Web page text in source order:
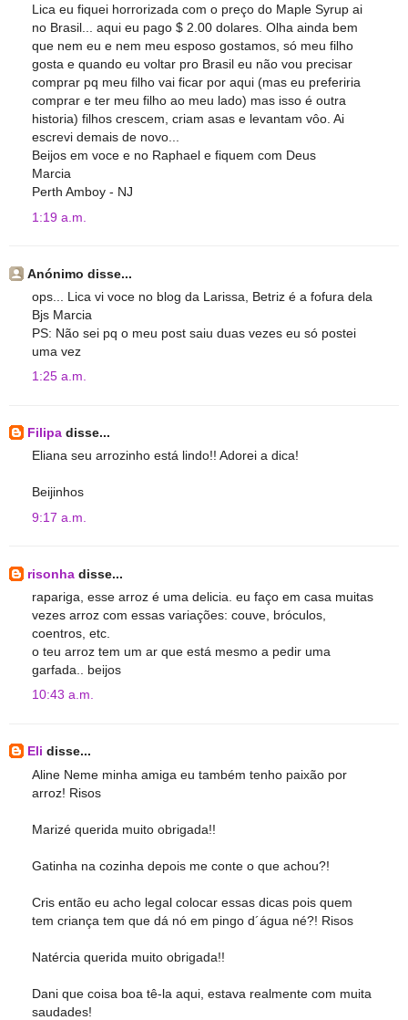
Lica eu fiquei horrorizada com o preço do Maple Syrup ai
no Brasil... aqui eu pago $ 2.00 dolares. Olha ainda bem
que nem eu e nem meu esposo gostamos, só meu filho
gosta e quando eu voltar pro Brasil eu não vou precisar
comprar pq meu filho vai ficar por aqui (mas eu preferiria
comprar e ter meu filho ao meu lado) mas isso é outra
historia) filhos crescem, criam asas e levantam vôo. Ai
escrevi demais de novo...
Beijos em voce e no Raphael e fiquem com Deus
Marcia
Perth Amboy - NJ
1:19 a.m.
Anónimo disse...
ops... Lica vi voce no blog da Larissa, Betriz é a fofura dela
Bjs Marcia
PS: Não sei pq o meu post saiu duas vezes eu só postei
uma vez
1:25 a.m.
Filipa disse...
Eliana seu arrozinho está lindo!! Adorei a dica!
Beijinhos
9:17 a.m.
risonha disse...
rapariga, esse arroz é uma delicia. eu faço em casa muitas
vezes arroz com essas variações: couve, bróculos,
coentros, etc.
o teu arroz tem um ar que está mesmo a pedir uma
garfada.. beijos
10:43 a.m.
Eli disse...
Aline Neme minha amiga eu também tenho paixão por
arroz! Risos
Marizé querida muito obrigada!!
Gatinha na cozinha depois me conte o que achou?!
Cris então eu acho legal colocar essas dicas pois quem
tem criança tem que dá nó em pingo d´água né?! Risos
Natércia querida muito obrigada!!
Dani que coisa boa tê-la aqui, estava realmente com muita
saudades!